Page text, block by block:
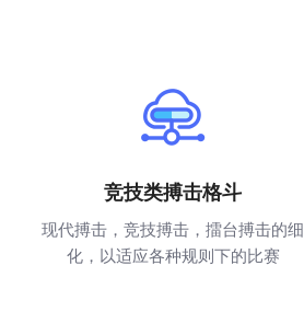
竞技类搏击格斗
现代搏击，竞技搏击，擂台搏击的细
化，以适应各种规则下的比赛